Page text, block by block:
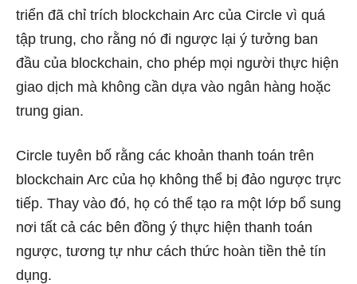
triển đã chỉ trích blockchain Arc của Circle vì quá
tập trung, cho rằng nó đi ngược lại ý tưởng ban
đầu của blockchain, cho phép mọi người thực hiện
giao dịch mà không cần dựa vào ngân hàng hoặc
trung gian.
Circle tuyên bố rằng các khoản thanh toán trên
blockchain Arc của họ không thể bị đảo ngược trực
tiếp. Thay vào đó, họ có thể tạo ra một lớp bổ sung
nơi tất cả các bên đồng ý thực hiện thanh toán
ngược, tương tự như cách thức hoàn tiền thẻ tín
dụng.